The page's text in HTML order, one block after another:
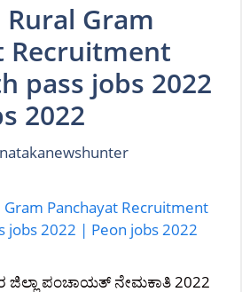
Gram
Recruitment
pass jobs 2022
2022
ಜಿಲ್ಲಾ ಪಂಚಾಯತ್ ನೇಮಕಾತಿ 2022